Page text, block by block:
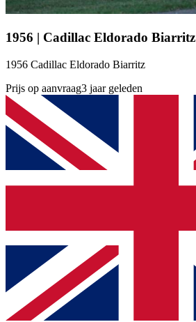
1956 | Cadillac Eldorado Biarritz
1956 Cadillac Eldorado Biarritz
Prijs op aanvraag3 jaar geleden